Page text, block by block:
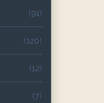
(91)
(120)
(12)
(7)